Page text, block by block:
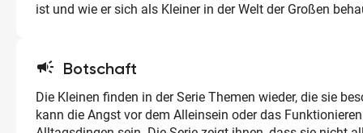
ist und wie er sich als Kleiner in der Welt der Großen
campaign Botschaft
Die Kleinen finden in der Serie Themen wieder, die sie
kann die Angst vor dem Alleinsein oder das